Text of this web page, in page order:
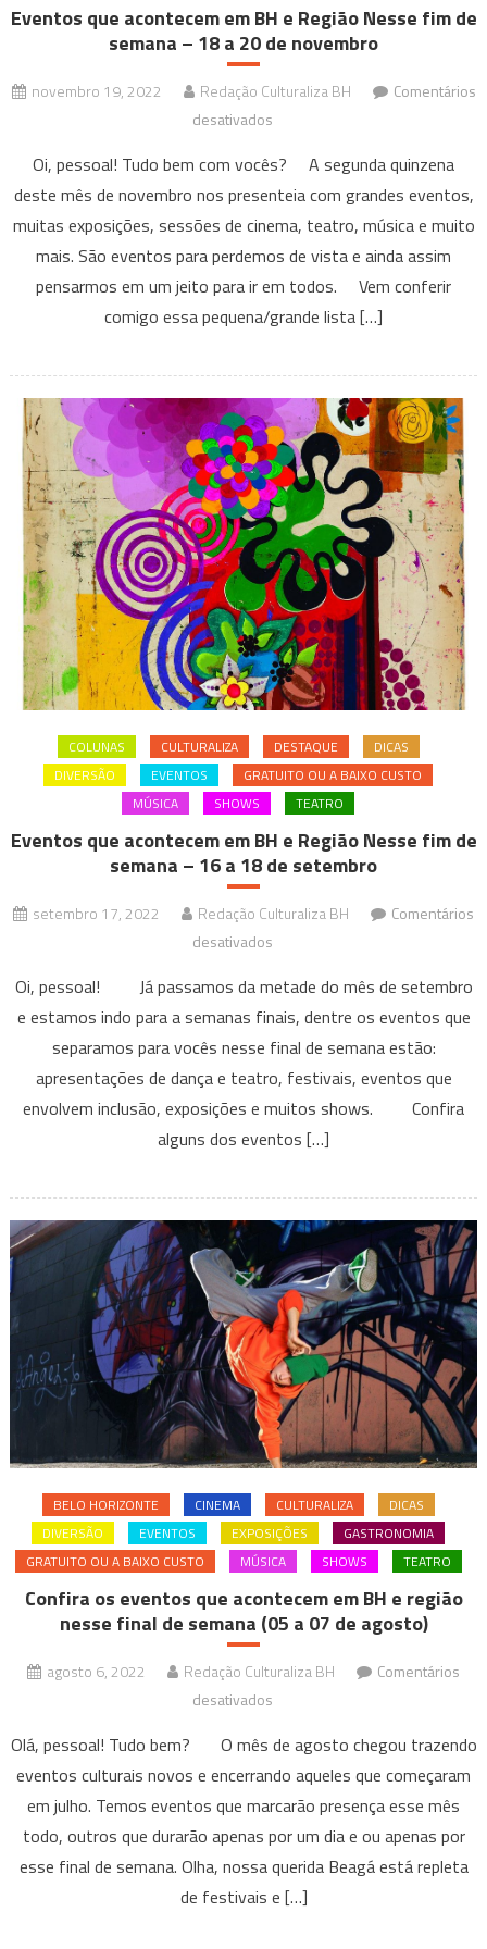
Eventos que acontecem em BH e Região Nesse fim de
semana – 18 a 20 de novembro
novembro 19, 2022 Redação Culturaliza BH
Comentários
desativados
que
acontecem
em
BH
e
Região
semana
–
18
a
20
de
novembro
Oi, pessoal! Tudo bem com vocês? A segunda quinzena
deste mês de novembro nos presenteia com grandes eventos,
muitas exposições, sessões de cinema, teatro, música e muito
mais. São eventos para perdemos de vista e ainda assim
pensarmos em um jeito para ir em todos. Vem conferir
comigo essa pequena/grande lista […]
COLUNAS CULTURALIZA DESTAQUE
DICAS
DIVERSÃO
EVENTOS
GRATUITO OU A BAIXO CUSTO
MÚSICA
SHOWS TEATRO
Eventos que acontecem em BH e Região Nesse fim de
semana – 16 a 18 de setembro
setembro 17, 2022 Redação Culturaliza BH
Comentários
desativados
que
acontecem
em
BH
e
Região
semana
–
16
a
18
de
setembro
Oi, pessoal! Já passamos da metade do mês de setembro
e estamos indo para a semanas finais, dentre os eventos que
separamos para vocês nesse final de semana estão:
apresentações de dança e teatro, festivais, eventos que
envolvem inclusão, exposições e muitos shows. Confira
alguns dos eventos […]
BELO HORIZONTE CINEMA CULTURALIZA
DICAS
DIVERSÃO
EVENTOS EXPOSIÇÕES
GASTRONOMIA
GRATUITO OU A BAIXO CUSTO
MÚSICA SHOWS TEATRO
Confira os eventos que acontecem em BH e região
nesse final de semana (05 a 07 de agosto)
agosto 6, 2022 Redação Culturaliza BH
Comentários
desativados
os
eventos
que
acontecem
em
BH
Olá, pessoal! Tudo bem? O mês de agosto chegou trazendo
eventos culturais novos e encerrando aqueles que começaram
em julho. Temos eventos que marcarão presença esse mês
todo, outros que durarão apenas por um dia e ou apenas por
esse final de semana. Olha, nossa querida Beagá está repleta
de festivais e […]